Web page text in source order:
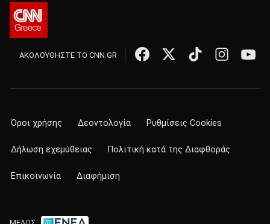
ΑΚΟΛΟΥΘΗΣΤΕ ΤΟ CNN.GR
Όροι χρήσης Δεοντολογία Ρυθμίσεις Cookies
Δήλωση εχεμύθειας Πολιτική κατά της Διαφθοράς
Επικοινωνία Διαφήμιση